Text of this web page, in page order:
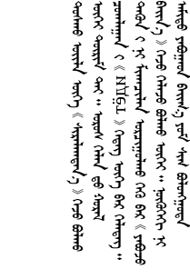
              идёт                    